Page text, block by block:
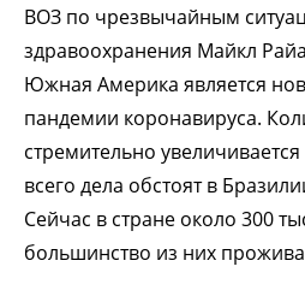
ВОЗ по чрезвычайным
здравоохранения Майкл
Южная Америка является
пандемии коронавируса.
стремительно
всего дела обстоят в
Сейчас в стране около 300
большинство из них